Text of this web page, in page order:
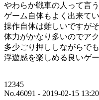
やわらか戦車の人って言
ゲーム自体もよく出来て
操作自体は難しいですが
体力がかなり多いのでア
多少ごり押ししながらで
浮遊感を楽しめる良いゲ
12345
No.46091 - 2019-02-15